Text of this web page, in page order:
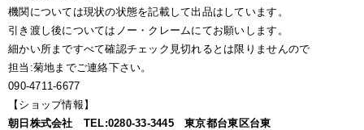
機関については現状の状態を記載して出品はしています。
引き渡し後についてはノー・クレームにてお願いします。
細かい所まですべて確認チェック見切れるとは限りませんので
担当:菊地までご連絡下さい。
090-4711-6677
【ショップ情報】
朝日株式会社 TEL:0280-33-3445 東京都台東区台東